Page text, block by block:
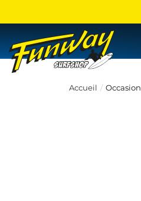
Accueil